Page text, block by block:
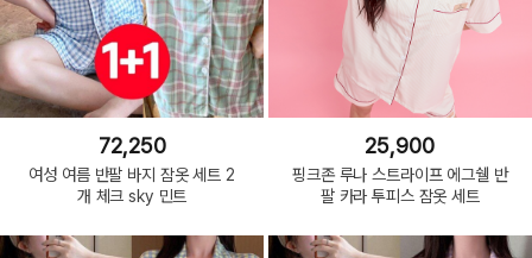
72,250
여성 여름 반팔 바지 잠옷 세트 2
개 체크 sky 민트
25,900
핑크존 루나 스트라이프 에그쉘 반
팔 카라 투피스 잠옷 세트